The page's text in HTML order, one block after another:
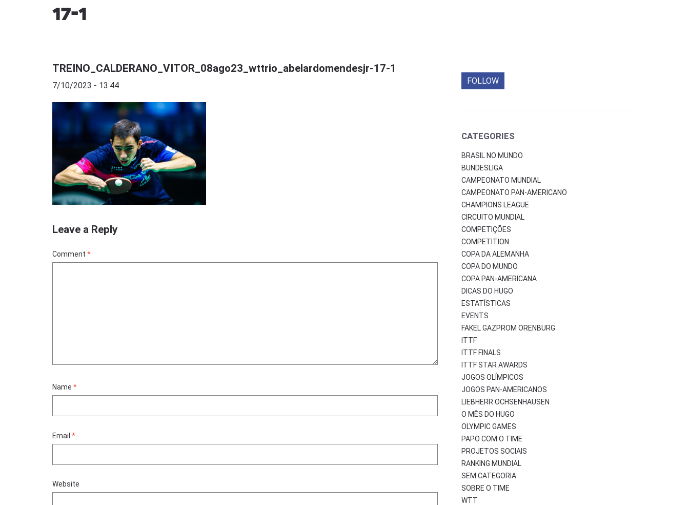
17-1
TREINO_CALDERANO_VITOR_08ago23_wttrio_abelardomendesjr-17-1
7/10/2023 - 13:44
Leave a Reply
Comment *
Name *
Email *
Website
FOLLOW
CATEGORIES
BRASIL NO MUNDO
BUNDESLIGA
CAMPEONATO MUNDIAL
CAMPEONATO PAN-AMERICANO
CHAMPIONS LEAGUE
CIRCUITO MUNDIAL
COMPETIÇÕES
COMPETITION
COPA DA ALEMANHA
COPA DO MUNDO
COPA PAN-AMERICANA
DICAS DO HUGO
ESTATÍSTICAS
EVENTS
FAKEL GAZPROM ORENBURG
ITTF
ITTF FINALS
ITTF STAR AWARDS
JOGOS OLÍMPICOS
JOGOS PAN-AMERICANOS
LIEBHERR OCHSENHAUSEN
O MÊS DO HUGO
OLYMPIC GAMES
PAPO COM O TIME
PROJETOS SOCIAIS
RANKING MUNDIAL
SEM CATEGORIA
SOBRE O TIME
WTT